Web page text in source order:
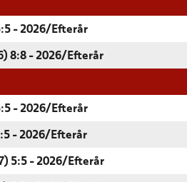
- 2026/Efterår
8:8 - 2026/Efterår
- 2026/Efterår
- 2026/Efterår
5:5 - 2026/Efterår